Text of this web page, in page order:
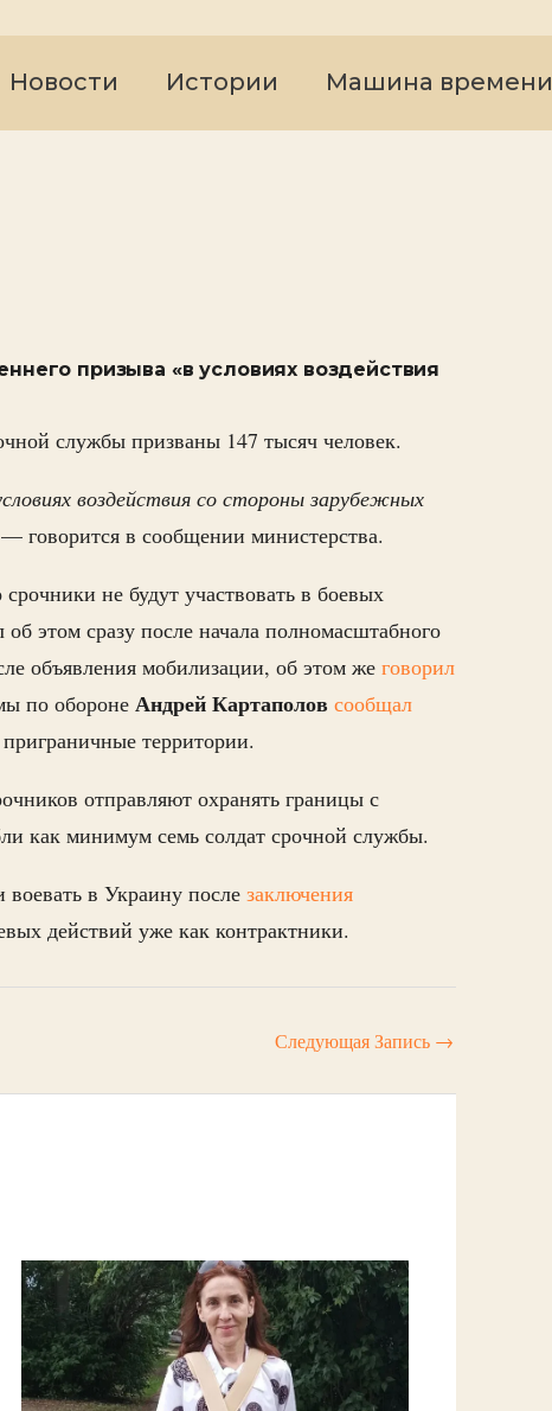
Новости Истории Машина времени
призыва «в условиях воздействия
службы призваны 147 тысяч человек.
воздействия со стороны зарубежных
— говорится в сообщении министерства.
срочники не будут участвовать в боевых
этом сразу после начала полномасштабного
объявления мобилизации, об этом же говорил
по обороне Андрей Картаполов сообщал
территории.
отправляют охранять границы с
как минимум семь солдат срочной службы.
воевать в Украину после заключения
действий уже как контрактники.
Следующая Запись →